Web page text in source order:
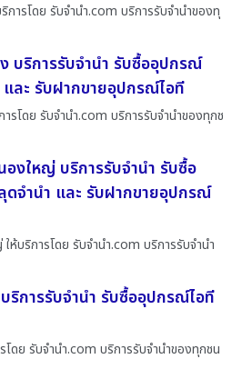
ารโดย รับจํานํา.com บริการรับจำนำของทุ
บริการรับจำนำ รับซื้ออุปกรณ์
ละ รับฝากขายอุปกรณ์ไอที
ารโดย รับจํานํา.com บริการรับจำนำของทุกช
งใหญ่ บริการรับจำนำ รับซื้อ
จำนำ และ รับฝากขายอุปกรณ์
ห้บริการโดย รับจํานํา.com บริการรับจำนำ
ริการรับจำนำ รับซื้ออุปกรณ์ไอที
โดย รับจํานํา.com บริการรับจำนำของทุกชน